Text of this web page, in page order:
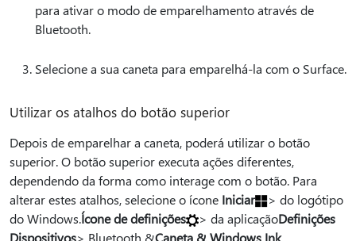
para ativar o modo de emparelhamento através de
Bluetooth.
Selecione a sua caneta para emparelhá-la com o Surface.
Utilizar os atalhos do botão superior
Depois de emparelhar a caneta, poderá utilizar o botão
superior. O botão superior executa ações diferentes,
dependendo da forma como interage com o botão. Para
alterar estes atalhos, selecione o ícone Iniciar
> do logótipo
do Windows.Ícone de definições > da aplicaçãoDefinições
Dispositivos> Bluetooth &Caneta & Windows Ink.